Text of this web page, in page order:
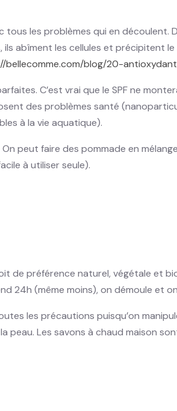
tous les problèmes qui en
abîment les cellules et précipitent
bellecomme.com/blog/20-
C’est vrai que le SPF ne
des problèmes santé
à la vie aquatique).
peut faire des pommade en
à utiliser seule).
de préférence naturel, végétale et
24h (même moins), on démoule et
les précautions puisqu’on
Les savons à chaud maison